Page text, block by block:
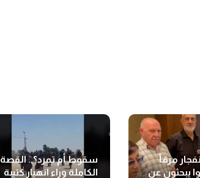
مرفأ
يبحثون عن
سقوط أم تمرد؟.. القصة
الكاملة وراء انهيار كتيبة